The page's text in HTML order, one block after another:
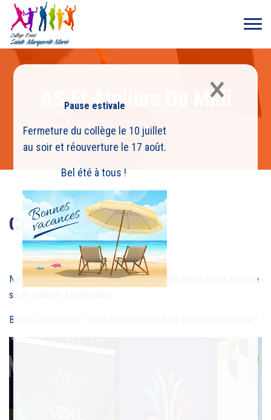
×
Pause estivale
Fermeture du collège le 10 juillet
au soir et réouverture le 17 août.
Bel été à tous !
AS Et Ateliers Du Midi
Cross national
Nationaux de cross UGSEL : Camille PICARD, élève de 3e, termine
sur le podium, à la 3e place.
Bravo, Championne ! Nous sommes très fiers de ta performance !